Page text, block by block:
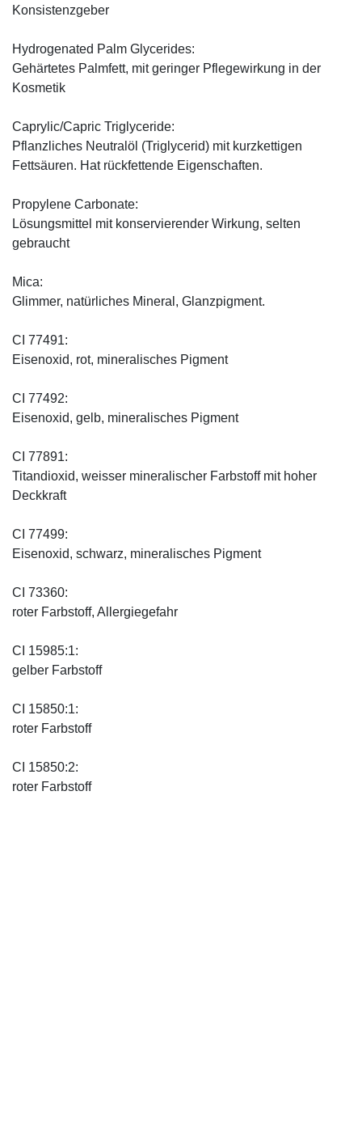
Konsistenzgeber
Hydrogenated Palm Glycerides:
Gehärtetes Palmfett, mit geringer Pflegewirkung in der
Kosmetik
Caprylic/Capric Triglyceride:
Pflanzliches Neutralöl (Triglycerid) mit kurzkettigen
Fettsäuren. Hat rückfettende Eigenschaften.
Propylene Carbonate:
Lösungsmittel mit konservierender Wirkung, selten
gebraucht
Mica:
Glimmer, natürliches Mineral, Glanzpigment.
CI 77491:
Eisenoxid, rot, mineralisches Pigment
CI 77492:
Eisenoxid, gelb, mineralisches Pigment
CI 77891:
Titandioxid, weisser mineralischer Farbstoff mit hoher
Deckkraft
CI 77499:
Eisenoxid, schwarz, mineralisches Pigment
CI 73360:
roter Farbstoff, Allergiegefahr
CI 15985:1:
gelber Farbstoff
CI 15850:1:
roter Farbstoff
CI 15850:2:
roter Farbstoff